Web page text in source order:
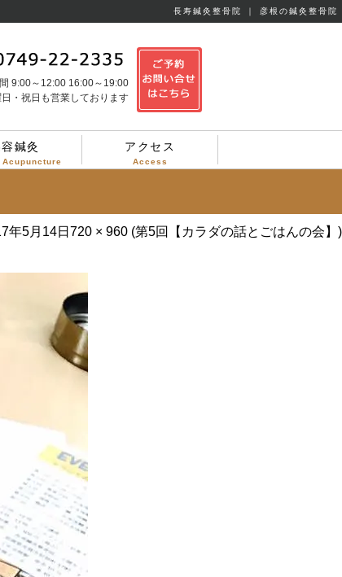
長寿鍼灸整骨院 ｜ 彦根の鍼灸整骨院
9:00～12:00 16:00～19:00
日・祝日も営業しております
鍼灸
Acupuncture
アクセス
Access
年5月14日 720 × 960 (第5回【カラダの話とごはんの会】 )